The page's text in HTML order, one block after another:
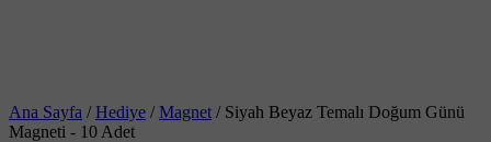
Ana Sayfa / Hediye / Magnet / Siyah Beyaz Temalı Doğum Günü
Magneti - 10 Adet